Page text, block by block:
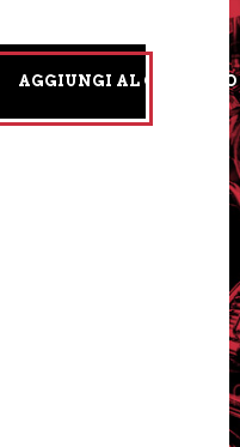
AGGIUNGI AL CARRELLO